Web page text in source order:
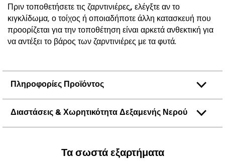
Πριν τοποθετήσετε τιςζαρντινιέρες,ελέγξτε αν το
κιγκλίδωμα, ο τοίχος ή οποιαδήποτε άλλη κατασκευή που
προορίζεται για την τοποθέτηση είναι αρκετά ανθεκτική για
να αντέξει το βάρος των ζαρντινιέρες με τα φυτά.
Πληροφορίες Προϊόντος
Διαστάσεις & Χωρητικότητα Δεξαμενής Νερού
Τα σωστά εξαρτήματα